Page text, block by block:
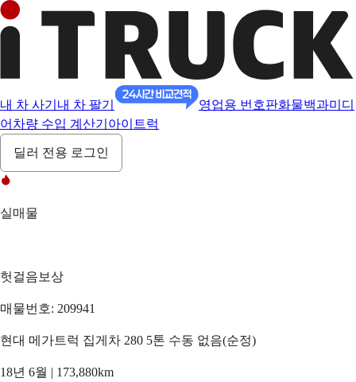
내 차 사기 내 차 팔기 영업용 번호판화물백과미디
어 차량 수입 계산기 아이트럭
딜러 전용 로그인
실매물
헛걸음보상
매물번호: 209941
현대 메가트럭 집게차 280 5톤 수동 없음(순정)
18년 6월 | 173,880km